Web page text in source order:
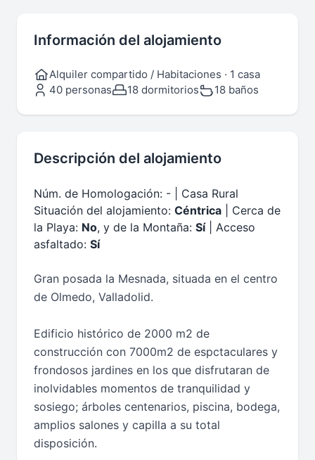
Información del alojamiento
Alquiler compartido / Habitaciones · 1 casa
40 personas
18 dormitorios 18 baños
Descripción del alojamiento
Núm. de Homologación: - | Casa Rural
Situación del alojamiento: Céntrica | Cerca de
la Playa: No, y de la Montaña: Sí| Acceso
asfaltado: Sí
Gran posada la Mesnada, situada en el centro
de Olmedo, Valladolid.
Edificio histórico de 2000 m2 de
construcción con 7000m2 de espctaculares y
frondosos jardines en los que disfrutaran de
inolvidables momentos de tranquilidad y
sosiego; árboles centenarios, piscina, bodega,
amplios salones y capilla a su total
disposición.